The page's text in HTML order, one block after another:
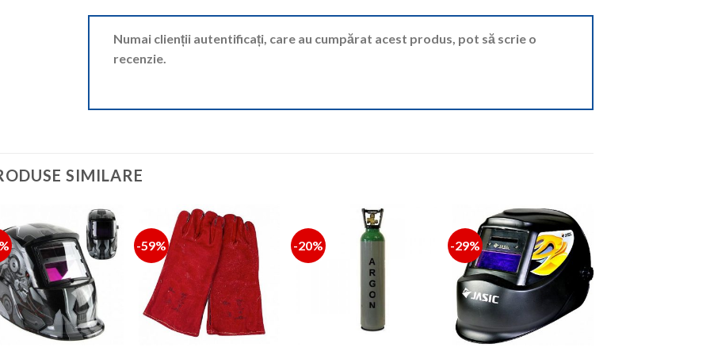
Numai clienții autentificați, care au cumpărat acest produs, pot să scrie o
recenzie.
SIMILARE
-59% -20% -29%